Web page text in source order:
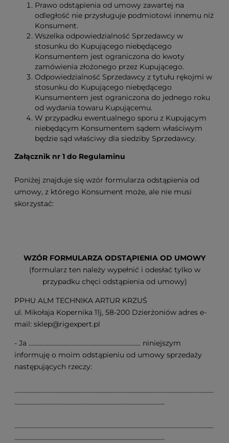
Prawo odstąpienia od umowy zawartej na
odległość nie przysługuje podmiotowi innemu niż
Konsument.
Wszelka odpowiedzialność Sprzedawcy w
stosunku do Kupującego niebędącego
Konsumentem jest ograniczona do kwoty
zamówienia złożonego przez Kupującego.
Odpowiedzialność Sprzedawcy z tytułu rękojmi w
stosunku do Kupującego niebędącego
Kunsumentem jest ograniczona do jednego roku
od wydania towaru Kupującemu.
W przypadku ewentualnego sporu z Kupującym
niebędącym Konsumentem sądem właściwym
będzie sąd właściwy dla siedziby Sprzedawcy.
Załącznik nr 1 do Regulaminu
Poniżej znajduje się wzór formularza odstąpienia od
umowy, z którego Konsument może, ale nie musi
skorzystać:
WZÓR FORMULARZA ODSTĄPIENIA OD UMOWY
(formularz ten należy wypełnić i odesłać tylko w
przypadku chęci odstąpienia od umowy)
PPHU ALM TECHNIKA ARTUR KRZUŚ
ul. Mikołaja Kopernika 11j, 58-200 Dzierżoniów adres e-
mail: sklep@rigexpert.pl
- Ja ......................................................................... niniejszym
informuję o moim odstąpieniu od umowy sprzedaży
następujących rzeczy:
..................................................................................................................................
..................................................................................................
..................................................................................................................................
..................................................................................................